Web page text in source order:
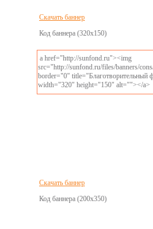
Скачать баннер
Код баннера (320x150)
a href="http://sunfond.ru"><img
src="http://sunfond.ru/files/banners/
border="0" title="Благотворительный
width="320" height="150" alt=""></a>
Скачать баннер
Код баннера (200x350)